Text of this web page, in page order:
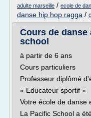
adulte marseille / ecole de
danse hip hop ragga /
Cours de danse
school
à partir de 6 ans
Cours particuliers
Professeur diplômé
« Educateur sportif »
Votre école de danse
La Pacific School a